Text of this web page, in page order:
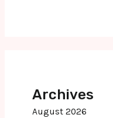
Archives
August 2026